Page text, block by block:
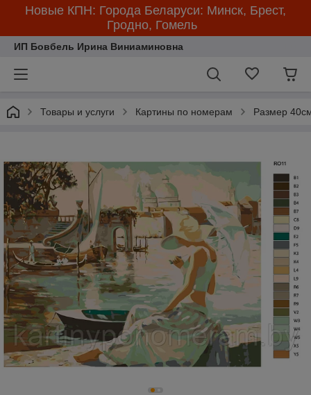
Новые КПН: Города Беларуси: Минск, Брест,
Гродно, Гомель
ИП Бовбель Ирина Виниаминовна
Товары и услуги Картины по номерам Размер